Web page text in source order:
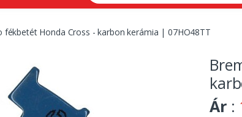
fékbetét Honda Cross - karbon kerámia | 07HO48TT
Ár :